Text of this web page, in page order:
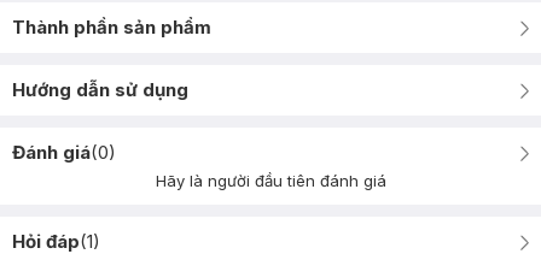
Thành phần sản phẩm
Hướng dẫn sử dụng
Đánh giá(0)
Hãy là người đầu tiên đánh giá
Hỏi đáp(1)